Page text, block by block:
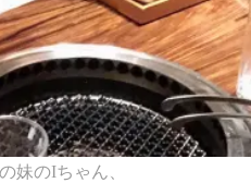
妹のIちゃん、